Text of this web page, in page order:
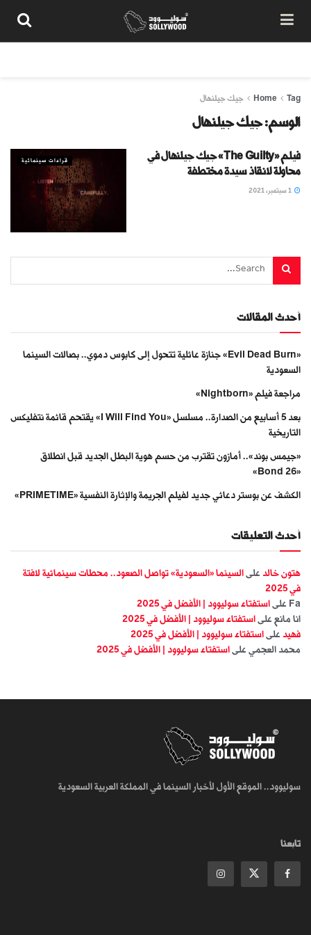
Home Tag جيك جيلنهال
الوسم:جيك جيلنهال
قراءات سينمائية
فيلم «The Guilty» جيك جيلنهال في
محاولة لانقاذ سيدة مختطفة
أحدث المقالات
«Evil Dead Burn» جنازة عائلية تتحول إلى كابوس دموي.. بصالات السينما
السعودية
مراجعة فيلم «Nightborn»
بعد 5 أسابيع من الصدارة.. مسلسل «I Will Find You» يقتحم قائمة نتفليكس
التاريخية
«جيمس بوند».. أمازون تقترب من حسم هوية البطل الجديد قبل انطلاق
«Bond 26»
الكشف عن بوستر دعائي جديد لفيلم الجريمة والإثارة النفسية «PRIMETIME»
أحدث التعليقات
هتون خالد على السينما «السعودية» تواصل الصعود.. محطات سينمائية لافتة
في 2025
Fa على استفتاء سوليوود | الأفضل في 2025
انا مانع على استفتاء سوليوود | الأفضل في 2025
فهيد على استفتاء سوليوود | الأفضل في 2025
محمد العجمي على استفتاء سوليوود | الأفضل في 2025
سوليوود.. الموقع الأول لأخبار السينما في المملكة العربية السعودية
تابعنا